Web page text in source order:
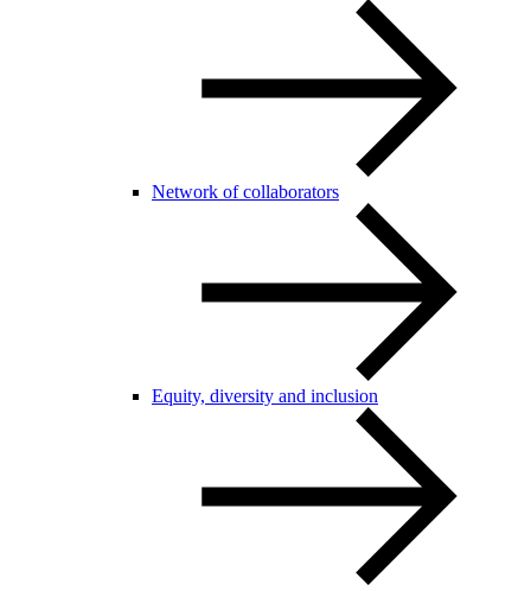
Network of collaborators
Equity, diversity and inclusion